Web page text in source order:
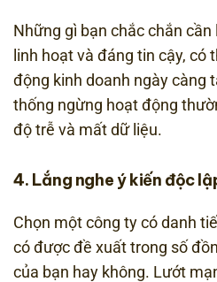
Những gì bạn chắc chắn
linh hoạt và đáng tin cậy, có
động kinh doanh ngày càng
thống ngừng hoạt động
độ trễ và mất dữ liệu.
4. Lắng nghe ý kiến ​​độc
Chọn một công ty có danh
có được đề xuất trong số
của bạn hay không. Lướt